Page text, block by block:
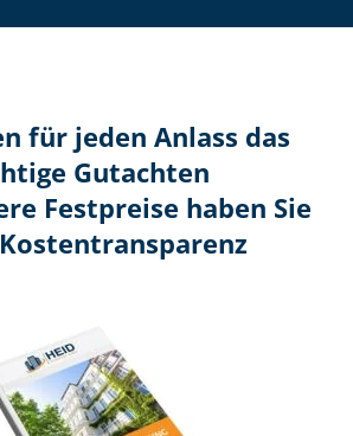
für jeden Anlass das
Gutachten
Festpreise haben Sie